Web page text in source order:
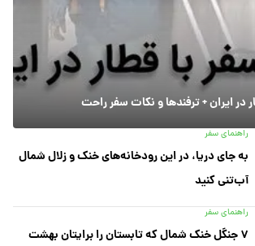
در ایران + ترفندها و نکات سفر راحت
راهنمای سفر
به جای دریا، در این رودخانه‌های خنک و زلال شمال
آب‌تنی کنید
راهنمای سفر
۷ جنگل خنک شمال که تابستان را برایتان بهشت